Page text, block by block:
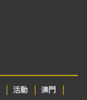
活動
澳門